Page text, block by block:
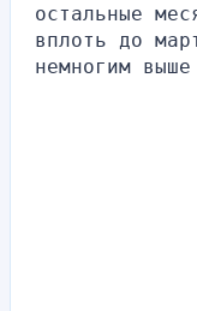
остальные
вплоть до
немногим